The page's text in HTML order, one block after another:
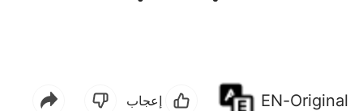
EN-Original إعجاب